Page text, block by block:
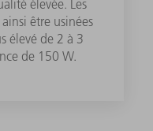
élevée. Les
être usinées
élevé de 2 à 3
de 150 W.